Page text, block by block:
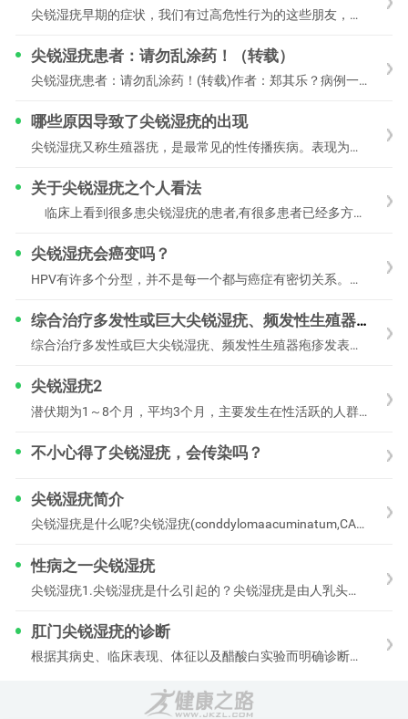
尖锐湿疣早期的症状，我们有过高危性行为的这些朋友，都非常担心自己会感染尖锐湿疣，到处在网上查资料，到处在网上问医生，它早期症状到底有什么表现成什么状态，希望自己
尖锐湿疣患者：请勿乱涂药！（转载）
尖锐湿疣患者：请勿乱涂药！(转载)作者：郑其乐？病例一：患者，男，24岁，因外生殖器部位皮疹明显增多来就诊。自诉半年前阴茎根部长一“小豆豆”，不
哪些原因导致了尖锐湿疣的出现
尖锐湿疣又称生殖器疣，是最常见的性传播疾病。表现为外生殖器部位、肛周、会阴、腹股沟增生物，由人乳头瘤病毒（HPV）引起。尖锐湿疣这种疾病的发病几率在逐年的上升，
关于尖锐湿疣之个人看法
临床上看到很多患尖锐湿疣的患者,有很多患者已经多方治疗,反复复发,导致身心疲惫,几乎对疾病的治疗已经失去信心,原因当然有多方面的,但归根结底可以分为
尖锐湿疣会癌变吗？
HPV有许多个分型，并不是每一个都与癌症有密切关系。举例而言，HPV6、11型致癌性小，HPV31、33中等致癌性，HPV16、18型高度致癌性。
综合治疗多发性或巨大尖锐湿疣、频发性生殖器疱疹
综合治疗多发性或巨大尖锐湿疣、频发性生殖器疱疹发表于2014-02-15已阅读832次综合治疗多发性或巨大尖锐湿疣、频发性生殖器疱疹难治性
尖锐湿疣2
潜伏期为1～8个月，平均3个月，主要发生在性活跃的人群。1.典型的尖锐湿疣生殖器和肛周为好发部位，男性多见于包皮、系带、冠状沟、龟头、尿道口、阴茎体、肛周、直肠
不小心得了尖锐湿疣，会传染吗？
尖锐湿疣简介
尖锐湿疣是什么呢?尖锐湿疣(conddylomaacuminatum,CA)是由人类乳头瘤病毒所致，常发生在肛门及外生殖器等部位，主要通过性行为传染。尖锐湿疣
性病之一尖锐湿疣
尖锐湿疣1.尖锐湿疣是什么引起的？尖锐湿疣是由人乳头瘤状病毒(humanpapillomavirus，HPV)引起的，它是个DNA病毒，没有囊膜，
肛门尖锐湿疣的诊断
根据其病史、临床表现、体征以及醋酸白实验而明确诊断。全部病例均经病理检查证实。疣病的诊断依据需要根据患者的症状和具体的检查来综合判断，常见的诊断的依据包